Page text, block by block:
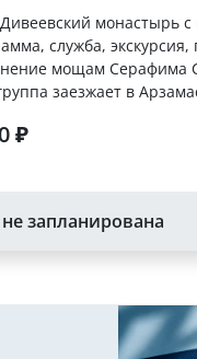
монастырь
служба,
мощам Серафима
заезжает в
₽
запланирована